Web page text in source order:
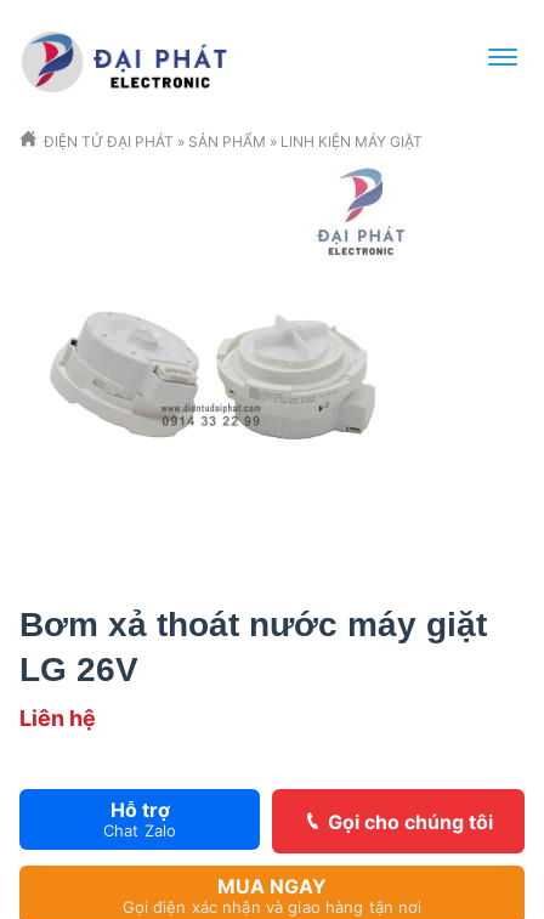
ĐIỆN TỬ ĐẠI PHÁT » SẢN PHẨM » LINH KIỆN MÁY GIẶT
Bơm xả thoát nước máy giặt
LG 26V
Liên hệ
Gọi cho chúng tôi
Hỗ trợ
Chat Zalo
MUA NGAY
Gọi điện xác nhận và giao hàng tận nơi